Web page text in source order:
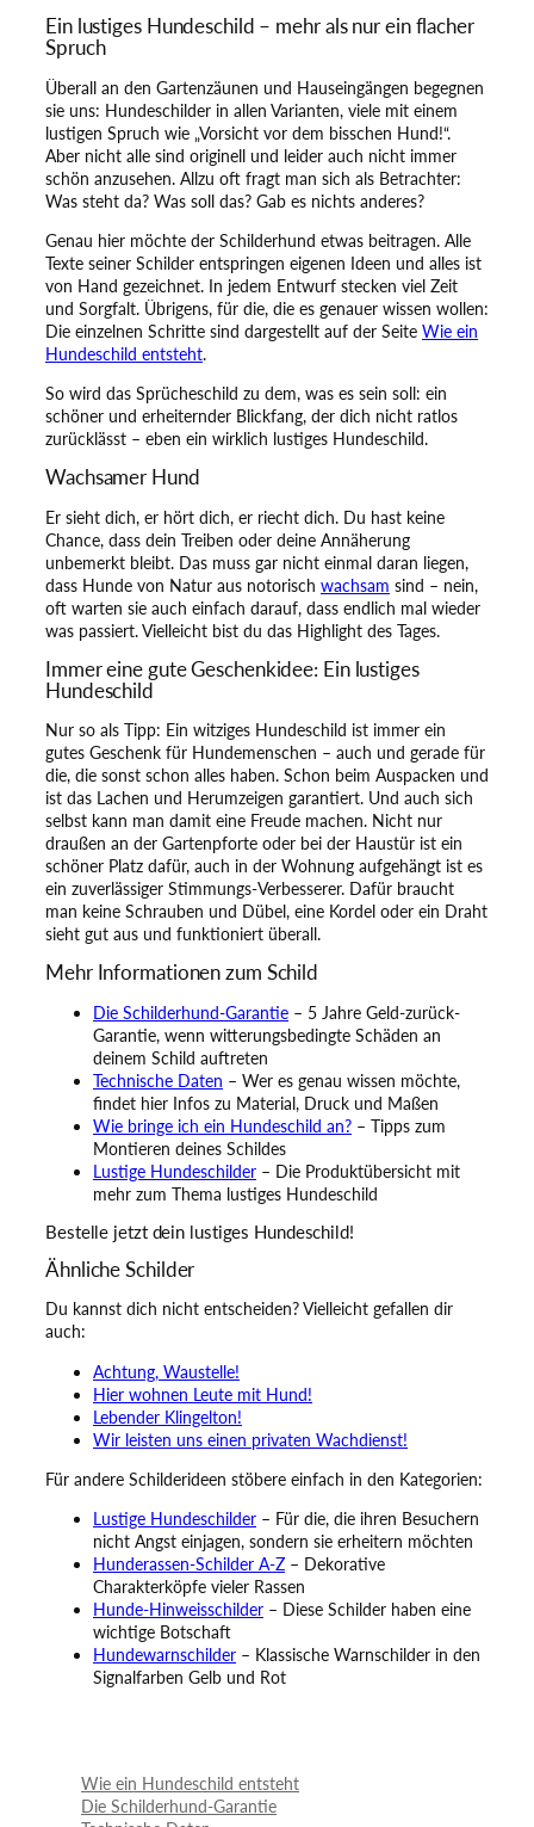
e
n
e
u
t
e
m
i
t
H
u
n
d
!
I
I
M
e
g
Ein lustiges Hundeschild – mehr als nur ein flacher
Spruch
Überall an den Gartenzäunen und Hauseingängen begegnen
sie uns: Hundeschilder in allen Varianten, viele mit einem
lustigen Spruch wie „Vorsicht vor dem bisschen Hund!“.
Aber nicht alle sind originell und leider auch nicht immer
schön anzusehen. Allzu oft fragt man sich als Betrachter:
Was steht da? Was soll das? Gab es nichts anderes?
Genau hier möchte der Schilderhund etwas beitragen. Alle
Texte seiner Schilder entspringen eigenen Ideen und alles ist
von Hand gezeichnet. In jedem Entwurf stecken viel Zeit
und Sorgfalt. Übrigens, für die, die es genauer wissen wollen:
Die einzelnen Schritte sind dargestellt auf der Seite Wie ein
Hundeschild entsteht.
So wird das Sprücheschild zu dem, was es sein soll: ein
schöner und erheiternder Blickfang, der dich nicht ratlos
zurücklässt – eben ein wirklich lustiges Hundeschild.
Wachsamer Hund
Er sieht dich, er hört dich, er riecht dich. Du hast keine
Chance, dass dein Treiben oder deine Annäherung
unbemerkt bleibt. Das muss gar nicht einmal daran liegen,
dass Hunde von Natur aus notorisch wachsam sind – nein,
oft warten sie auch einfach darauf, dass endlich mal wieder
was passiert. Vielleicht bist du das Highlight des Tages.
Immer eine gute Geschenkidee: Ein lustiges
Hundeschild
Nur so als Tipp: Ein witziges Hundeschild ist immer ein
gutes Geschenk für Hundemenschen – auch und gerade für
die, die sonst schon alles haben. Schon beim Auspacken und
ist das Lachen und Herumzeigen garantiert. Und auch sich
selbst kann man damit eine Freude machen. Nicht nur
draußen an der Gartenpforte oder bei der Haustür ist ein
schöner Platz dafür, auch in der Wohnung aufgehängt ist es
ein zuverlässiger Stimmungs-Verbesserer. Dafür braucht
man keine Schrauben und Dübel, eine Kordel oder ein Draht
sieht gut aus und funktioniert überall.
Mehr Informationen zum Schild
Die Schilderhund-Garantie – 5 Jahre Geld-zurück-
Garantie, wenn witterungsbedingte Schäden an
deinem Schild auftreten
Technische Daten – Wer es genau wissen möchte,
findet hier Infos zu Material, Druck und Maßen
Wie bringe ich ein Hundeschild an? – Tipps zum
Montieren deines Schildes
Lustige Hundeschilder – Die Produktübersicht mit
mehr zum Thema lustiges Hundeschild
Bestelle jetzt dein lustiges Hundeschild!
Ähnliche Schilder
Du kannst dich nicht entscheiden? Vielleicht gefallen dir
auch:
Achtung, Waustelle!
Hier wohnen Leute mit Hund!
Lebender Klingelton!
Wir leisten uns einen privaten Wachdienst!
Für andere Schilderideen stöbere einfach in den Kategorien:
Lustige Hundeschilder – Für die, die ihren Besuchern
nicht Angst einjagen, sondern sie erheitern möchten
Hunderassen-Schilder A-Z – Dekorative
Charakterköpfe vieler Rassen
Hunde-Hinweisschilder – Diese Schilder haben eine
wichtige Botschaft
Hundewarnschilder – Klassische Warnschilder in den
Signalfarben Gelb und Rot
Wie ein Hundeschild entsteht
Die Schilderhund-Garantie